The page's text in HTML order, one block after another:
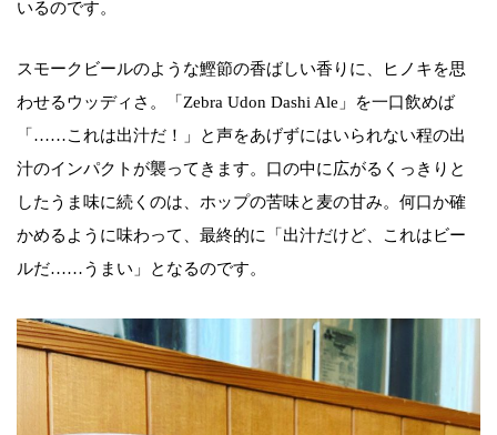
いるのです。
スモークビールのような鰹節の香ばしい香りに、ヒノキを思
わせるウッディさ。「Zebra Udon Dashi Ale」を一口飲めば
「……これは出汁だ！」と声をあげずにはいられない程の出
汁のインパクトが襲ってきます。口の中に広がるくっきりと
したうま味に続くのは、ホップの苦味と麦の甘み。何口か確
かめるように味わって、最終的に「出汁だけど、これはビー
ルだ……うまい」となるのです。